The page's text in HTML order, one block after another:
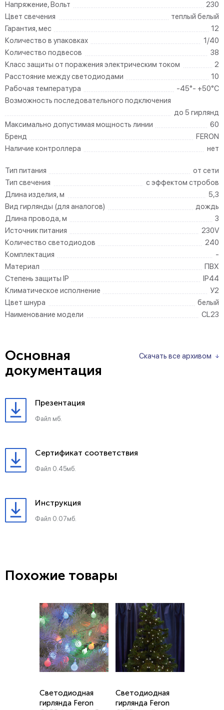
Напряжение, Вольт
230
Цвет свечения
теплый белый
Гарантия, мес
12
Количество в упаковках
1/40
Количество подвесов
38
Класс защиты от поражения электрическим током
2
Расстояние между светодиодами
10
Рабочая температура
-45°- +50°С
Возможность последовательного подключения
до 5 гирлянд
Максимально допустимая мощность линии
60
Бренд
FERON
Наличие контроллера
нет
Тип питания
от сети
Тип свечения
с эффектом стробов
Длина изделия, м
5,3
Вид гирлянды (для аналогов)
дождь
Длина провода, м
3
Источник питания
230V
Количество светодиодов
240
Комплектация
-
Материал
ПВХ
Степень защиты IP
IP44
Климатическое исполнение
У2
Цвет шнура
белый
Наименование модели
CL23
Скачать все архивом
Основная
документация
Презентация
Файл мб.
Сертификат соответствия
Файл 0.45мб.
Инструкция
Файл 0.07мб.
Похожие товары
Светодиодная
гирлянда Feron
Светодиодная
гирлянда Feron